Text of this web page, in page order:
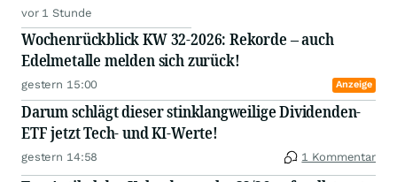
vor 1 Stunde
Wochenrückblick KW 32-2026: Rekorde – auch
Edelmetalle melden sich zurück!
gestern 15:00 Anzeige
Darum schlägt dieser stinklangweilige Dividenden-
ETF jetzt Tech- und KI-Werte!
gestern 14:58 1 Kommentar